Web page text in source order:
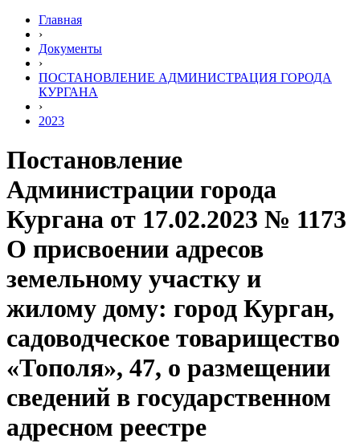
Главная
›
Документы
›
ПОСТАНОВЛЕНИЕ АДМИНИСТРАЦИЯ ГОРОДА
КУРГАНА
›
2023
Постановление
Администрации города
Кургана от 17.02.2023 № 1173
О присвоении адресов
земельному участку и
жилому дому: город Курган,
садоводческое товарищество
«Тополя», 47, о размещении
сведений в государственном
адресном реестре